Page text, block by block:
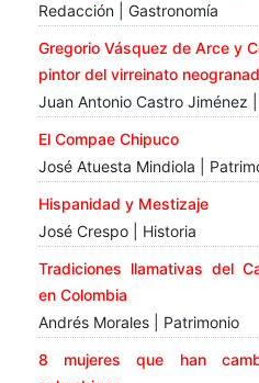
Redacción | Gastronomía
Gregorio Vásquez de Arce y
pintor del virreinato
Juan Antonio Castro Jiménez
El Compae Chipuco
José Atuesta Mindiola |
Hispanidad y Mestizaje
José Crespo | Historia
Tradiciones llamativas del
en Colombia
Andrés Morales | Patrimonio
8 mujeres que han